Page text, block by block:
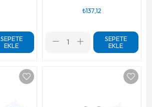
SEPETE
EKLE
₺137,12
SEPETE
EKLE